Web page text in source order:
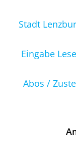
Stadt
Eingabe
Abos /